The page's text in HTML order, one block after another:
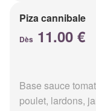
Piza cannibale
Dès 11.00 €
Base sauce
poulet, lardons,